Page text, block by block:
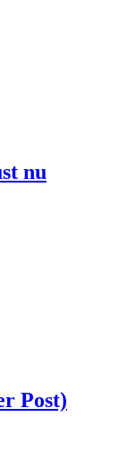
nu
Post)